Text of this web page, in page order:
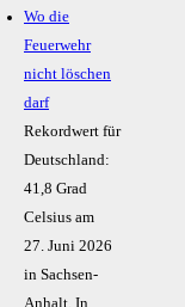
Wo die
Feuerwehr
nicht löschen
darf
Rekordwert für
Deutschland:
41,8 Grad
Celsius am
27. Juni 2026
in Sachsen-
Anhalt. In